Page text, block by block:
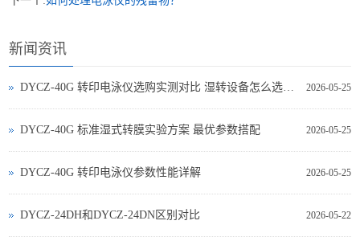
新闻资讯
2026-05-25
DYCZ-40G 转印电泳仪选购实测对比 湿转设备怎么选不踩坑
2026-05-25
DYCZ-40G 标准湿式转膜实验方案 最优参数搭配
2026-05-25
DYCZ-40G 转印电泳仪参数性能详解
2026-05-22
DYCZ-24DH和DYCZ-24DN区别对比